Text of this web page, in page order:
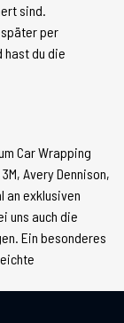
sind.
per
hast du die
Car Wrapping
Avery Dennison,
an exklusiven
uns auch die
Ein besonderes